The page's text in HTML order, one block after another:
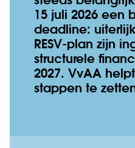
15 juli 2026 een
deadline:
RESV-plan zijn
structurele
2027. VvAA
stappen te